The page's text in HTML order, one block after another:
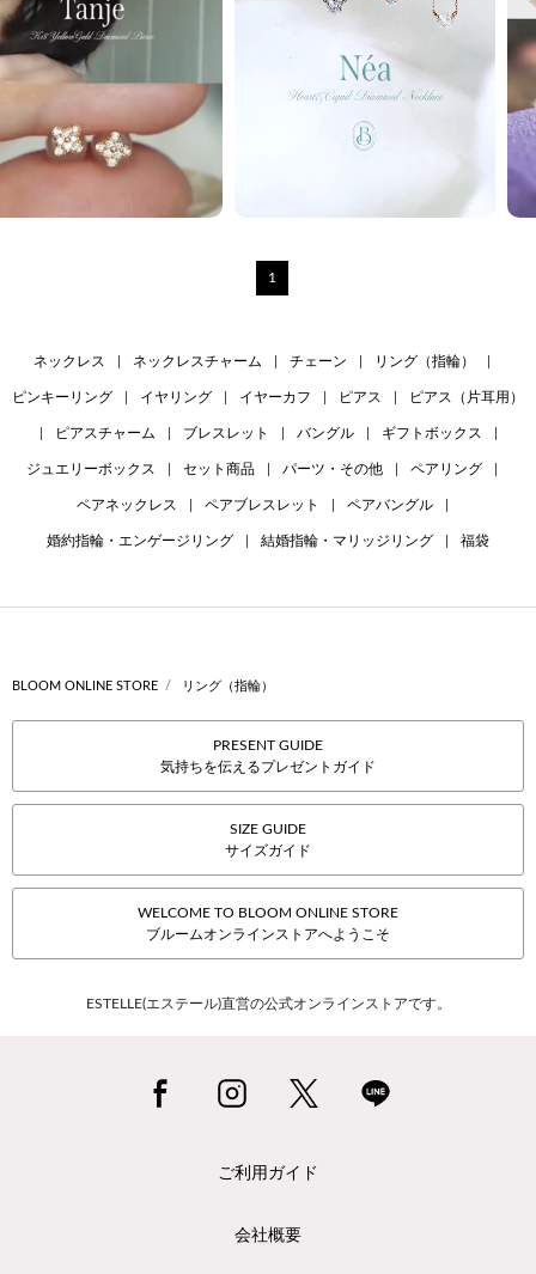
1
ネックレス ネックレスチャーム チェーン リング（指輪）
ピンキーリング イヤリング イヤーカフ ピアス ピアス（片耳用）
ピアスチャーム ブレスレット バングル ギフトボックス
ジュエリーボックス セット商品 パーツ・その他 ペアリング
ペアネックレス ペアブレスレット ペアバングル
婚約指輪・エンゲージリング 結婚指輪・マリッジリング 福袋
BLOOM ONLINE STORE リング（指輪）
PRESENT GUIDE
気持ちを伝えるプレゼントガイド
SIZE GUIDE
サイズガイド
WELCOME TO BLOOM ONLINE STORE
ブルームオンラインストアへようこそ
ESTELLE(エステール)直営の公式オンラインストアです。
ご利用ガイド
会社概要